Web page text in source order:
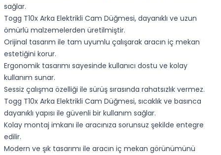
sağlar.
Togg T10x Arka Elektrikli Cam Düğmesi, dayanıklı ve uzun
ömürlü malzemelerden üretilmiştir.
Orijinal tasarım ile tam uyumlu çalışarak aracın iç mekan
estetiğini korur.
Ergonomik tasarımı sayesinde kullanıcı dostu ve kolay
kullanım sunar.
Sessiz çalışma özelliği ile sürüş sırasında rahatsızlık vermez.
Togg T10x Arka Elektrikli Cam Düğmesi, sıcaklık ve basınca
dayanıklı yapısı ile güvenli bir kullanım sağlar.
Kolay montaj imkanı ile aracınıza sorunsuz şekilde entegre
edilir.
Modern ve şık tasarımı ile aracın iç mekan görünümünü